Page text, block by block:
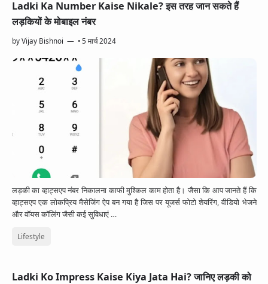
Ladki Ka Number Kaise Nikale? इस तरह जान सकते हैं
लड़कियों के मोबाइल नंबर
byVijay Bishnoi •5 मार्च 2024
लड़की का व्हाट्सएप नंबर निकालना काफी मुश्किल काम होता है। जैसा कि आप जानते हैं कि
व्हाट्सएप एक लोकप्रिय मैसेजिंग ऐप बन गया है जिस पर यूजर्स फोटो शेयरिंग, वीडियो भेजने
और वॉयस कॉलिंग जैसी कई सुविधाएं …
Lifestyle
Ladki Ko Impress Kaise Kiya Jata Hai? जानिए लड़की को